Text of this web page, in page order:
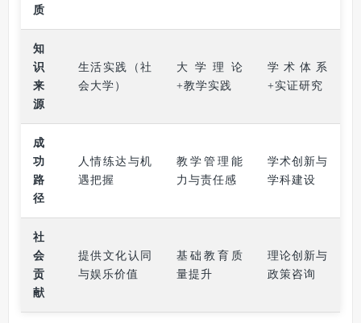
质
知
识
来
源
生活实践（社
会大学）
大学理论
+教学实践
学术体系
+实证研究
成
功
路
径
人情练达与机
遇把握
教学管理能
力与责任感
学术创新与
学科建设
社
会
贡
献
提供文化认同
与娱乐价值
基础教育质
量提升
理论创新与
政策咨询